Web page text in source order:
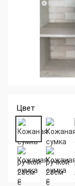
Цвет